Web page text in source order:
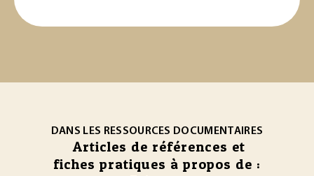
DANS LES RESSOURCES DOCUMENTAIRES
Articles de références et
fiches pratiques à propos de :